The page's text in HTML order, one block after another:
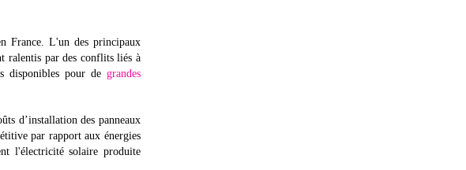
France. L'un des principaux
ralentis par des conflits liés à
disponibles pour de grandes
d’installation des panneaux
par rapport aux énergies
l'électricité solaire produite